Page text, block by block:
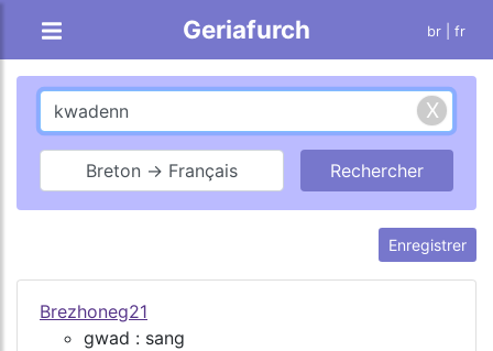
Geriafurch br | fr
Breton → Français
Enregistrer
Brezhoneg21
gwad : sang